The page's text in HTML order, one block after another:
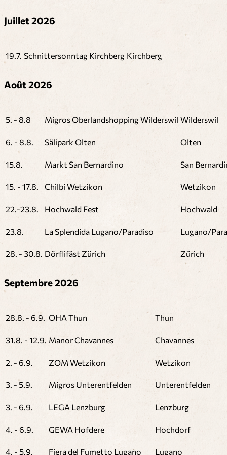
Juillet 2026
19.7. Schnittersonntag Kirchberg Kirchberg
Août 2026
5. - 8.8 Migros Oberlandshopping Wilderswil Wilderswil
6. - 8.8. Sälipark Olten Olten
15.8. Markt San Bernardino San
15. - 17.8. Chilbi Wetzikon Wetzikon
22.-23.8. Hochwald Fest Hochwald
23.8. La Splendida Lugano/Paradiso Lugano/
28. - 30.8. Dörflifäst Zürich Zürich
Septembre 2026
28.8. - 6.9. OHA Thun Thun
31.8. - 12.9. Manor Chavannes Chavannes
2. - 6.9. ZOM Wetzikon Wetzikon
3. - 5.9. Migros Unterentfelden Unterentfelden
3. - 6.9. LEGA Lenzburg Lenzburg
4. - 6.9. GEWA Hofdere Hochdorf
4. - 5.9. Fiera del Fumetto Lugano Lugano